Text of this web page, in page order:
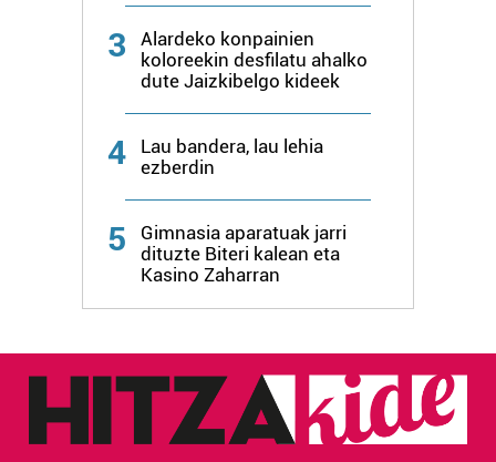
3
Alardeko konpainien
koloreekin desfilatu ahalko
dute Jaizkibelgo kideek
4
Lau bandera, lau lehia
ezberdin
5
Gimnasia aparatuak jarri
dituzte Biteri kalean eta
Kasino Zaharran